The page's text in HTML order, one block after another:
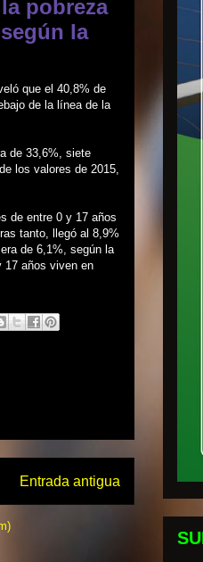
pobreza
la
que el 40,8% de
de la línea de la
de 33,6%, siete
los valores de 2015,
de entre 0 y 17 años
tanto, llegó al 8,9%
de 6,1%, según la
17 años viven en
Entrada antigua